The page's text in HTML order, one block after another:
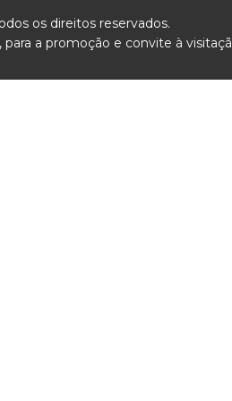
os direitos reservados.
, para a promoção e convite à